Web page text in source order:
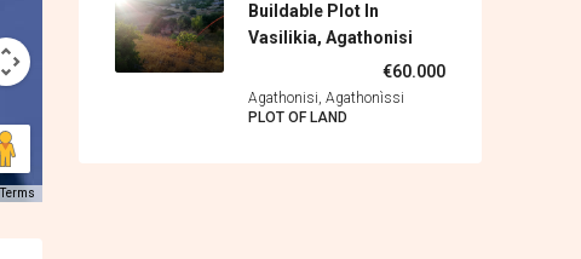
Terms
Buildable Plot In
Vasilikia, Agathonisi
€60.000
Agathonisi, Agathonìssi
PLOT OF LAND